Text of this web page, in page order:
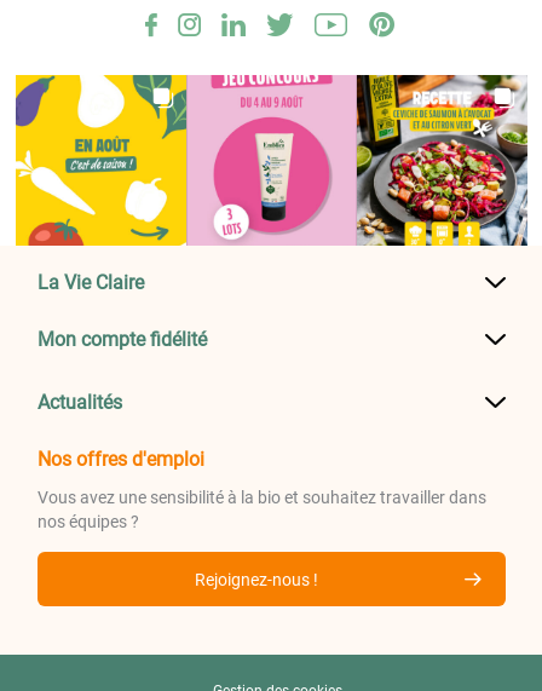
La Vie Claire
Mon compte fidélité
Actualités
Nos offres d'emploi
Vous avez une sensibilité à la bio et souhaitez travailler dans
nos équipes ?
Rejoignez-nous !